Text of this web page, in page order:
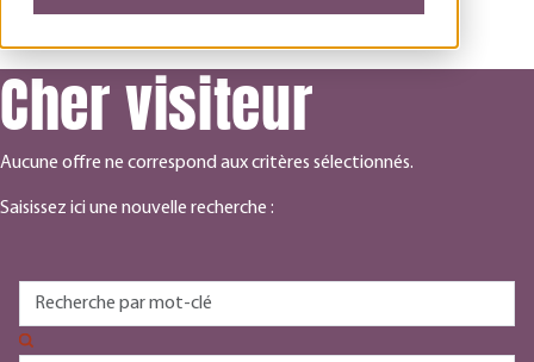
Cher visiteur
Aucune offre ne correspond aux critères sélectionnés.
Saisissez ici une nouvelle recherche :